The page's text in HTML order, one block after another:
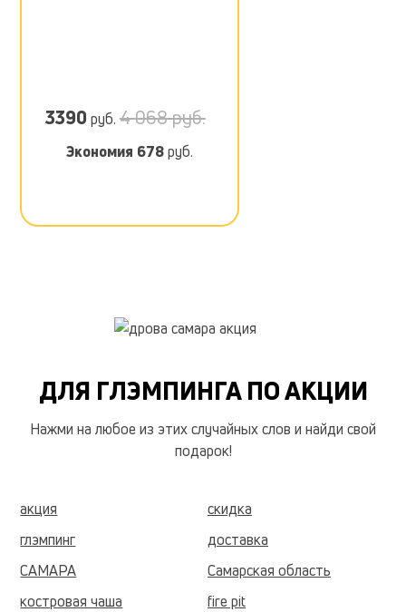
3390 руб. 4 068 руб.
Экономия 678руб.
ДЛЯ ГЛЭМПИНГА ПО АКЦИИ
Нажми на любое из этих случайных слов и найди свой
подарок!
акция
скидка
глэмпинг
доставка
САМАРА
Самарская область
костровая чаша
fire pit